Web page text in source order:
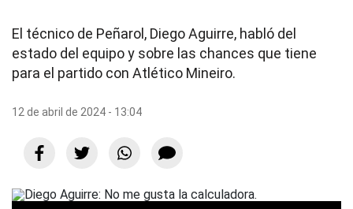
El técnico de Peñarol, Diego Aguirre, habló del
estado del equipo y sobre las chances que tiene
para el partido con Atlético Mineiro.
12 de abril de 2024 - 13:04